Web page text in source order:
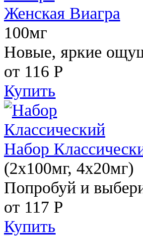
Женская Виагра
100мг
Новые, яркие
от 116 Р
Купить
Набор
(2x100мг, 4x20мг)
Попробуй и
от 117 Р
Купить